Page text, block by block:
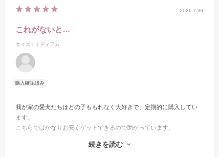
2026.7.30
これがないと…
サイズ：ミディアム
我が家の愛犬たちはどの子ももれなく大好きで、定期的に購入してい
ます。
こちらではかなりお安くゲットできるので助かっています。
て歯が折れたりしない、削れてくる部分を食しても大丈夫、大きく割
続きを読む